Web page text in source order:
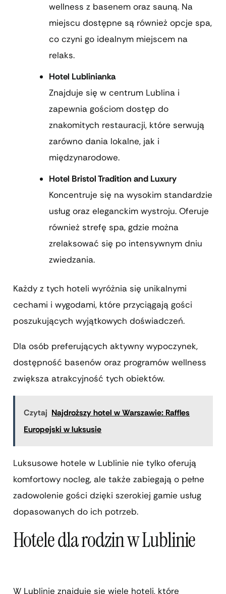
wellness z basenem oraz sauną. Na
miejscu dostępne są również opcje spa,
co czyni go idealnym miejscem na
relaks.
Hotel Lublinianka
Znajduje się w centrum Lublina i
zapewnia gościom dostęp do
znakomitych restauracji, które serwują
zarówno dania lokalne, jak i
międzynarodowe.
Hotel Bristol Tradition and Luxury
Koncentruje się na wysokim standardzie
usług oraz eleganckim wystroju. Oferuje
również strefę spa, gdzie można
zrelaksować się po intensywnym dniu
zwiedzania.
Każdy z tych hoteli wyróżnia się unikalnymi
cechami i wygodami, które przyciągają gości
poszukujących wyjątkowych doświadczeń.
Dla osób preferujących aktywny wypoczynek,
dostępność basenów oraz programów wellness
zwiększa atrakcyjność tych obiektów.
Czytaj Najdroższy hotel w Warszawie: Raffles
Europejski w luksusie
Luksusowe hotele w Lublinie nie tylko oferują
komfortowy nocleg, ale także zabiegają o pełne
zadowolenie gości dzięki szerokiej gamie usług
dopasowanych do ich potrzeb.
Hotele dla rodzin w Lublinie
W Lublinie znajduje się wiele hoteli, które